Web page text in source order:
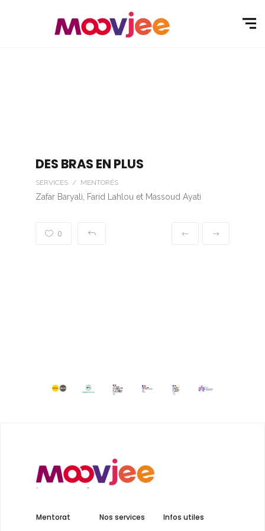
DES BRAS EN PLUS
SERVICES / MENTORÉS
Zafar Baryali, Farid Lahlou et Massoud Ayati
0
Mentorat Nos services Infos utiles